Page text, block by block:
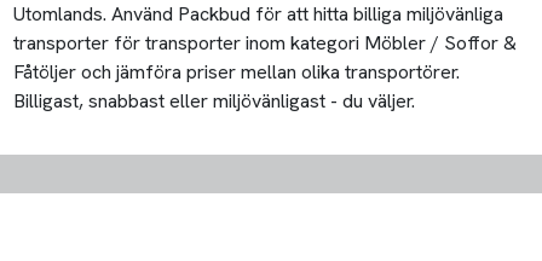
Utomlands. Använd Packbud för att hitta billiga miljövänliga
transporter för transporter inom kategori Möbler / Soffor &
Fåtöljer och jämföra priser mellan olika transportörer.
Billigast, snabbast eller miljövänligast - du väljer.